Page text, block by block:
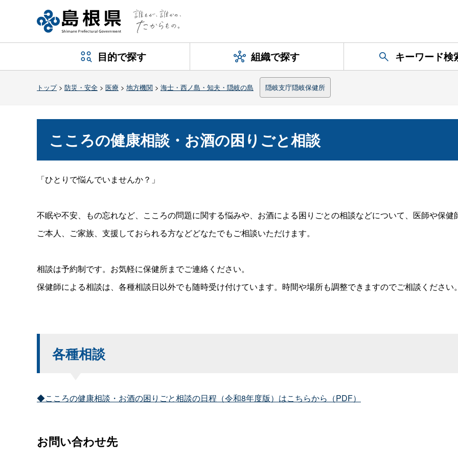
目的で探す 組織で探す キーワード検
トップ> 防災・安全 > 医療 > 地方機関 > 海士・西ノ島・知夫・隠岐の島 隠岐支庁隠岐保健所
こころの健康相談・お酒の困りごと相談
「ひとりで悩んでいませんか？」
不眠や不安、もの忘れなど、こころの問題に関する悩みや、お酒による困りごとの相談などについて、医師や保
ご本人、ご家族、支援しておられる方などどなたでもご相談いただけます。
相談は予約制です。お気軽に保健所までご連絡ください。
保健師による相談は、各種相談日以外でも随時受け付けています。時間や場所も調整できますのでご相談ください
各種相談
◆こころの健康相談・お酒の困りごと相談の日程（令和8年度版）はこちらから（PDF）
お問い合わせ先